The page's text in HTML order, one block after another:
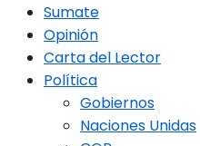
Sumate
Opinión
Carta del Lector
Política
Gobiernos
Naciones Unidas